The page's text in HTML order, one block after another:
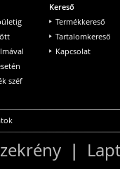
széf
Kereső
Termékkereső
Tartalomkereső
Kapcsolat
|